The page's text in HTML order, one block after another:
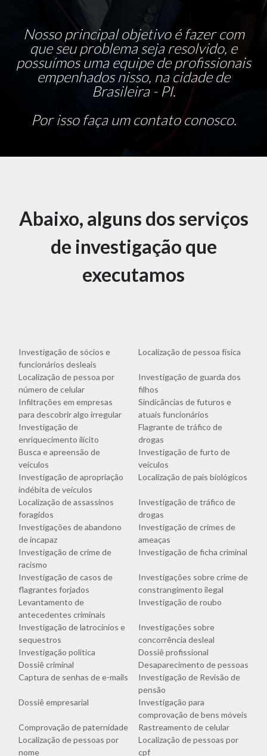
Nosso principal objetivo é fazer com
que seu problema seja resolvido, e
possuímos uma equipe de profissionais
empenhados nisso, na cidade de
Brasileira - PI.
Por isso faça um contato conosco.
Abaixo, alguns dos serviços
de investigação que
executamos
Investigação de sócios e
funcionários desleais
Localização de pessoa física
Localização de pessoa por
número de celular
Investigação de guarda dos
filhos
Infiltrações em empresas
para descobrir algo irregular
Sindicâncias de futuros e
atuais funcionários
Investigação de
enriquecimento ilícito
Flagrante de tráfico de
drogas
Busca e apreensão de
veículos
Investigação de furto de
veículos
Investigação de apropriação
indébita de veículos
Localização de pais biológicos
Localização de assassinos
foragidos
Investigação de tráfico de
drogas
Investigações de abandono
de incapaz
Investigação de crimes de
ameaças
Investigação de crime de
racismo
Investigação de ficha criminal
Investigação de casos de
flagrantes forjados
Investigações sobre crime de
constrangimento ilegal
Levantamento de
antecedentes criminais
Investigação de roubo
Investigação de latrocínios e
sequestros
Investigações sobre
concorrência desleal
Investigação política
Dossiê profissional
Dossiê criminal
Desaparecimento de pessoas
Captura de senhas de e-mails
Investigação de Revisão de
pensão
Dossiê empresarial
Investigação para
comprovação de bens móveis
Comprovação de paternidade
Rastreamento de celular
Localização de pessoas por
nome
Localização de pessoas por
cpf